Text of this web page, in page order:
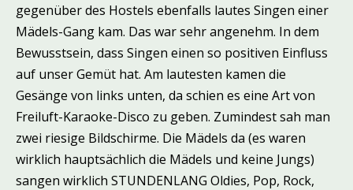
gegenüber des Hostels ebenfalls lautes Singen einer
Mädels-Gang kam. Das war sehr angenehm. In dem
Bewusstsein, dass Singen einen so positiven Einfluss
auf unser Gemüt hat. Am lautesten kamen die
Gesänge von links unten, da schien es eine Art von
Freiluft-Karaoke-Disco zu geben. Zumindest sah man
zwei riesige Bildschirme. Die Mädels da (es waren
wirklich hauptsächlich die Mädels und keine Jungs)
sangen wirklich STUNDENLANG Oldies, Pop, Rock,